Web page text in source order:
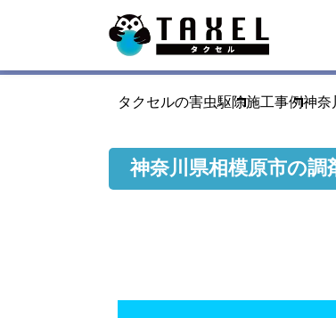
タクセルの害虫駆除施工事例神奈
神奈川県相模原市の調